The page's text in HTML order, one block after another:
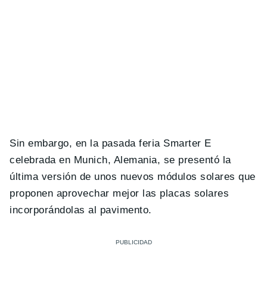
Sin embargo, en la pasada feria Smarter E
celebrada en Munich, Alemania, se presentó la
última versión de unos nuevos módulos solares que
proponen aprovechar mejor las placas solares
incorporándolas al pavimento.